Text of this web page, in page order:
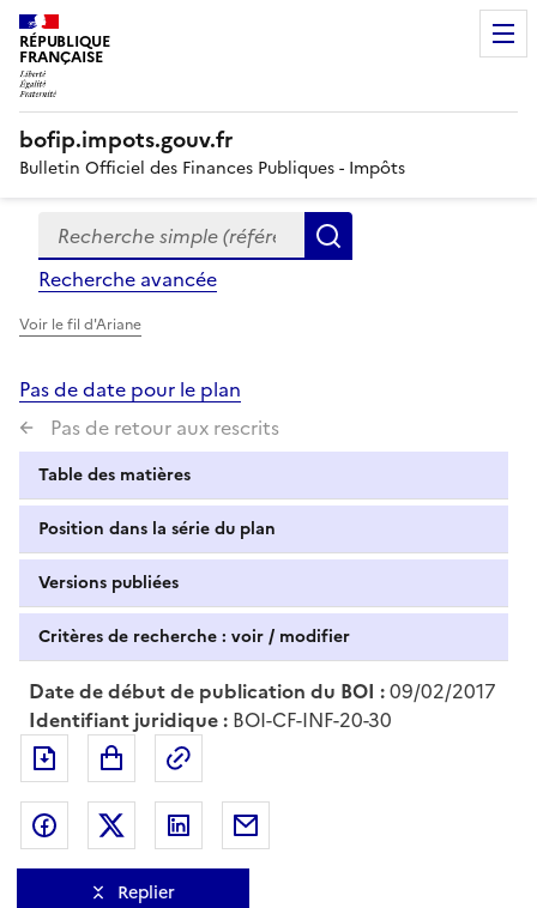
RÉPUBLIQUE
FRANÇAISE
bofip.impots.gouv.fr
Bulletin Officiel des Finances Publiques - Impôts
Formulaire
de
recherche
Recherche simple (références, mots clés, partie du
Recherche avancée
Voir le fil d'Ariane
Pas de date pour le plan
Pas de retour aux rescrits
Table des matières
Position dans la série du plan
Versions publiées
Critères de recherche : voir / modifier
Date de début de publication du BOI :09/02/2017
Identifiant juridique : BOI-CF-INF-20-30
Exporter le document au format pdf
Partager sur Facebook
Partager sur Twitter
Partager sur LinkedIn
Replier